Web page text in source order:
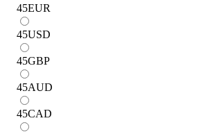
45EUR
45USD
45GBP
45AUD
45CAD